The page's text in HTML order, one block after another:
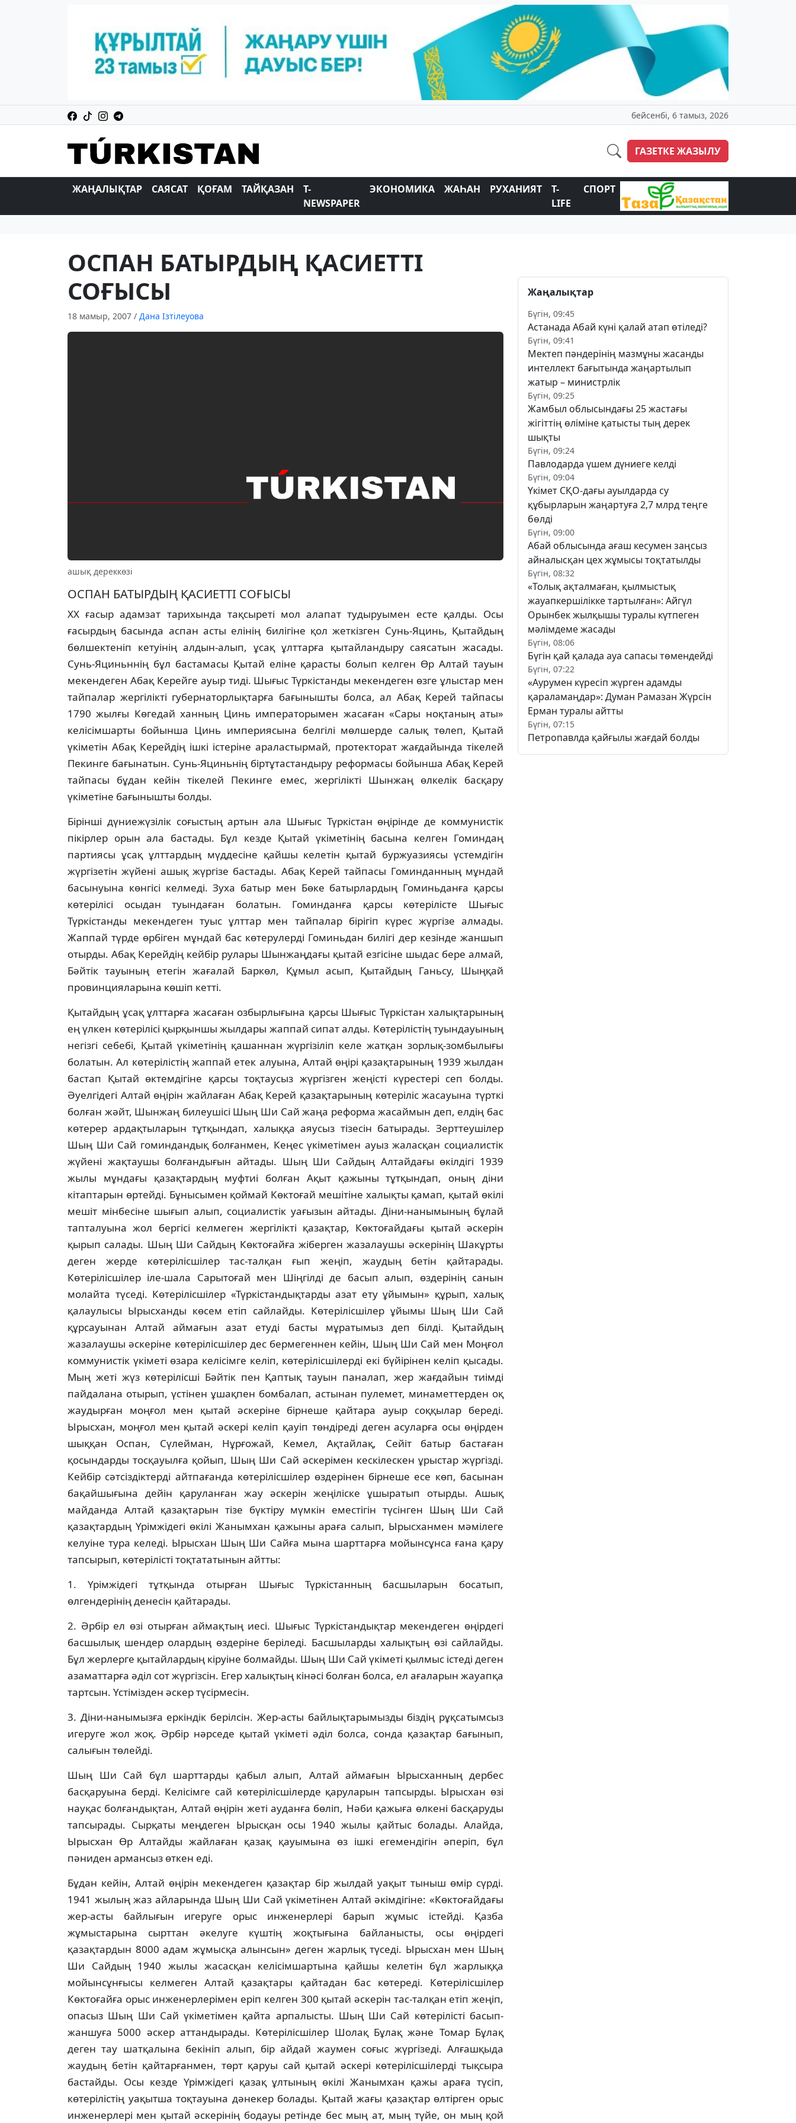
бейсенбі, 6 тамыз, 2026
ГАЗЕТКЕ ЖАЗЫЛУ
ЖАҢАЛЫҚТАР САЯСАТ ҚОҒАМ ТАЙҚАЗАН
T-
NEWSPAPER
ЭКОНОМИКА ЖАҺАН РУХАНИЯТ
T-
LIFE
СПОРТ
ОСПАН БАТЫРДЫҢ ҚАСИЕТТI
СОҒЫСЫ
18 мамыр, 2007 / Дана Ізтілеуова
ашық дереккөзі
ОСПАН БАТЫРДЫҢ ҚАСИЕТТI СОҒЫСЫ
ХХ ғасыр адамзат тарихында тақсыретi мол алапат тудыруымен есте қалды. Осы
ғасырдың басында аспан асты елiнiң билiгiне қол жеткiзген Сунь-Яцинь, Қытайдың
бөлшектенiп кетуiнiң алдын-алып, ұсақ ұлттарға қытайландыру саясатын жасады.
Сунь-Яциньннiң бұл бастамасы Қытай елiне қарасты болып келген Өр Алтай тауын
мекендеген Абақ Керейге ауыр тидi. Шығыс Түркiстанды мекендеген өзге ұлыстар мен
тайпалар жергiлiктi губернаторлықтарға бағынышты болса, ал Абақ Керей тайпасы
1790 жылғы Көгедай ханның Цинь императорымен жасаған «Сары ноқтаның аты»
келiсiмшарты бойынша Цинь империясына белгiлi мөлшерде салық төлеп, Қытай
үкiметiн Абақ Керейдiң iшкi iстерiне араластырмай, протекторат жағдайында тiкелей
Пекинге бағынатын. Сунь-Яциньнiң бiртұтастандыру реформасы бойынша Абақ Керей
тайпасы бұдан кейiн тiкелей Пекинге емес, жергiлiктi Шынжаң өлкелiк басқару
үкiметiне бағынышты болды.
Бiрiншi дүниежүзiлiк соғыстың артын ала Шығыс Түркiстан өңiрiнде де коммунистiк
пiкiрлер орын ала бастады. Бұл кезде Қытай үкiметiнiң басына келген Гоминдаң
партиясы ұсақ ұлттардың мүддесiне қайшы келетiн қытай буржуазиясы үстемдiгiн
жүргiзетiн жүйенi ашық жүргiзе бастады. Абақ Керей тайпасы Гоминданның мұндай
басынуына көнгiсi келмедi. Зуха батыр мен Бөке батырлардың Гоминьданға қарсы
көтерiлiсi осыдан туындаған болатын. Гоминданға қарсы көтерiлiсте Шығыс
Түркiстанды мекендеген туыс ұлттар мен тайпалар бiрiгiп күрес жүргiзе алмады.
Жаппай түрде өрбiген мұндай бас көтерулердi Гоминьдан билiгi дер кезiнде жаншып
отырды. Абақ Керейдiң кейбiр рулары Шынжаңдағы қытай езгiсiне шыдас бере алмай,
Бәйтiк тауының етегiн жағалай Баркөл, Құмыл асып, Қытайдың Ганьсу, Шыңқай
провинцияларына көшiп кеттi.
Қытайдың ұсақ ұлттарға жасаған озбырлығына қарсы Шығыс Түркiстан халықтарының
ең үлкен көтерiлiсi қырқыншы жылдары жаппай сипат алды. Көтерiлiстiң туындауының
негiзгi себебi, Қытай үкiметiнiң қашаннан жүргiзiлiп келе жатқан зорлық-зомбылығы
болатын. Ал көтерiлiстiң жаппай етек алуына, Алтай өңiрi қазақтарының 1939 жылдан
бастап Қытай өктемдiгiне қарсы тоқтаусыз жүргiзген жеңiстi күрестерi сеп болды.
Әуелгiдегi Алтай өңiрiн жайлаған Абақ Керей қазақтарының көтерiлiс жасауына түрткi
болған жәйт, Шынжаң билеушiсi Шың Ши Сай жаңа реформа жасаймын деп, елдiң бас
көтерер ардақтыларын тұтқындап, халыққа аяусыз тiзесiн батырады. Зерттеушiлер
Шың Ши Сай гоминдандық болғанмен, Кеңес үкiметiмен ауыз жаласқан социалистiк
жүйенi жақтаушы болғандығын айтады. Шың Ши Сайдың Алтайдағы өкiлдiгi 1939
жылы мұндағы қазақтардың муфтиi болған Ақыт қажыны тұтқындап, оның дiни
кiтаптарын өртейдi. Бұнысымен қоймай Көктоғай мешiтiне халықты қамап, қытай өкiлi
мешiт мiнбесiне шығып алып, социалистiк уағызын айтады. Дiни-нанымының бұлай
тапталуына жол бергiсi келмеген жергiлiктi қазақтар, Көктоғайдағы қытай әскерiн
қырып салады. Шың Ши Сайдың Көктоғайға жiберген жазалаушы әскерiнiң Шакұрты
деген жерде көтерiлiсшiлер тас-талқан ғып жеңiп, жаудың бетiн қайтарады.
Көтерiлiсшiлер iле-шала Сарытоғай мен Шiңгiлдi де басып алып, өздерiнiң санын
молайта түседi. Көтерiлiсшiлер «Түркiстандықтарды азат ету ұйымын» құрып, халық
қалаулысы Ырысханды көсем етiп сайлайды. Көтерiлiсшiлер ұйымы Шың Ши Сай
құрсауынан Алтай аймағын азат етудi басты мұратымыз деп бiлдi. Қытайдың
жазалаушы әскерiне көтерiлiсшiлер дес бермегеннен кейiн, Шың Ши Сай мен Моңғол
коммунистiк үкiметi өзара келiсiмге келiп, көтерiлiсшiлердi екi бүйiрiнен келiп қысады.
Мың жетi жүз көтерiлiсшi Бәйтiк пен Қаптық тауын паналап, жер жағдайын тиiмдi
пайдалана отырып, үстiнен ұшақпен бомбалап, астынан пулемет, минаметтерден оқ
жаудырған моңғол мен қытай әскерiне бiрнеше қайтара ауыр соққылар бередi.
Ырысхан, моңғол мен қытай әскерi келiп қауiп төндiредi деген асуларға осы өңiрден
шыққан Оспан, Сүлейман, Нұрғожай, Кемел, Ақтайлақ, Сейiт батыр бастаған
қосындарды тосқауылға қойып, Шың Ши Сай әскерiмен кескiлескен ұрыстар жүргiздi.
Кейбiр сәтсiздiктердi айтпағанда көтерiлiсшiлер өздерiнен бiрнеше есе көп, басынан
бақайшығына дейiн қаруланған жау әскерiн жеңiлiске ұшыратып отырды. Ашық
майданда Алтай қазақтарын тiзе бүктiру мүмкiн еместiгiн түсiнген Шың Ши Сай
қазақтардың Үрiмжiдегi өкiлi Жанымхан қажыны араға салып, Ырысханмен мәмiлеге
келуiне тура келедi. Ырысхан Шың Ши Сайға мына шарттарға мойынсұнса ғана қару
тапсырып, көтерiлiстi тоқтататынын айтты:
1. Үрiмжiдегi тұтқында отырған Шығыс Түркiстанның басшыларын босатып,
өлгендерiнiң денесiн қайтарады.
2. Әрбiр ел өзi отырған аймақтың иесi. Шығыс Түркiстандықтар мекендеген өңiрдегi
басшылық шендер олардың өздерiне берiледi. Басшыларды халықтың өзi сайлайды.
Бұл жерлерге қытайлардың кiруiне болмайды. Шың Ши Сай үкiметi қылмыс iстедi деген
азаматтарға әдiл сот жүргiзсiн. Егер халықтың кiнәсi болған болса, ел ағаларын жауапқа
тартсын. Үстiмiзден әскер түсiрмесiн.
3. Дiни-нанымызға еркiндiк берiлсiн. Жер-асты байлықтарымызды бiздiң рұқсатымсыз
игеруге жол жоқ. Әрбiр нәрседе қытай үкiметi әдiл болса, сонда қазақтар бағынып,
салығын төлейдi.
Шың Ши Сай бұл шарттарды қабыл алып, Алтай аймағын Ырысханның дербес
басқаруына бердi. Келiсiмге сай көтерiлiсшiлерде қаруларын тапсырды. Ырысхан өзi
науқас болғандықтан, Алтай өңiрiн жетi ауданға бөлiп, Нәби қажыға өлкенi басқаруды
тапсырады. Сырқаты меңдеген Ырысқан осы 1940 жылы қайтыс болады. Алайда,
Ырысхан Өр Алтайды жайлаған қазақ қауымына өз iшкi егемендiгiн әперiп, бұл
пәниден армансыз өткен едi.
Бұдан кейiн, Алтай өңiрiн мекендеген қазақтар бiр жылдай уақыт тыныш өмiр сүрдi.
1941 жылың жаз айларында Шың Ши Сай үкiметiнен Алтай әкiмдiгiне: «Көктоғайдағы
жер-асты байлығын игеруге орыс инженерлерi барып жұмыс iстейдi. Қазба
жұмыстарына сырттан әкелуге күштiң жоқтығына байланысты, осы өңiрдегi
қазақтардын 8000 адам жұмысқа алынсын» деген жарлық түседi. Ырысхан мен Шың
Ши Сайдың 1940 жылы жасасқан келiсiмшартына қайшы келетiн бұл жарлыққа
мойынсұнғысы келмеген Алтай қазақтары қайтадан бас көтередi. Көтерiлiсшiлер
Көктоғайға орыс инженерлерiмен ерiп келген 300 қытай әскерiн тас-талқан етiп жеңiп,
опасыз Шың Ши Сай үкiметiмен қайта арпалысты. Шың Ши Сай көтерiлiстi басып-
жаншуға 5000 әскер аттандырады. Көтерiлiсшiлер Шолақ Бұлақ және Томар Бұлақ
деген тау шатқалына бекiнiп алып, бiр айдай жаумен соғыс жүргiзедi. Алғашқыда
жаудың бетiн қайтарғанмен, төрт қаруы сай қытай әскерi көтерiлiсшiлердi тықсыра
бастайды. Осы кезде Үрiмжiдегi қазақ ұлтының өкiлi Жанымхан қажы араға түсiп,
көтерiлiстiң уақытша тоқтауына дәнекер болады. Қытай жағы қазақтар өлтiрген орыс
инженерлерi мен қытай әскерiнiң бодауы ретiнде бес мың ат, мың түйе, он мың қой
Жаңалықтар
Бүгін, 09:45
Астанада Абай күні қалай атап өтіледі?
Бүгін, 09:41
Мектеп пәндерінің мазмұны жасанды
интеллект бағытында жаңартылып
жатыр – министрлік
Бүгін, 09:25
Жамбыл облысындағы 25 жастағы
жігіттің өліміне қатысты тың дерек
шықты
Бүгін, 09:24
Павлодарда үшем дүниеге келді
Бүгін, 09:04
Үкімет СҚО-дағы ауылдарда су
құбырларын жаңартуға 2,7 млрд теңге
бөлді
Бүгін, 09:00
Абай облысында ағаш кесумен заңсыз
айналысқан цех жұмысы тоқтатылды
Бүгін, 08:32
«Толық ақталмаған, қылмыстық
жауапкершілікке тартылған»: Айгүл
Орынбек жылқышы туралы күтпеген
мәлімдеме жасады
Бүгін, 08:06
Бүгін қай қалада ауа сапасы төмендейді
Бүгін, 07:22
«Аурумен күресіп жүрген адамды
қараламаңдар»: Думан Рамазан Жүрсін
Ерман туралы айтты
Бүгін, 07:15
Петропавлда қайғылы жағдай болды